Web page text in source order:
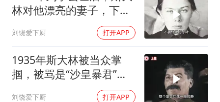
林对他漂亮的妻子，下了
刘饶爱下厨 打开APP
1935年斯大林被当众掌
掴，被骂是“沙皇暴君”，
一年后此人秘密消失
刘饶爱下厨 打开APP